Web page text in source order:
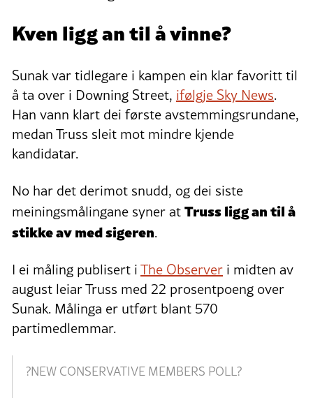
Kven ligg an til å vinne?
Sunak var tidlegare i kampen ein klar favoritt til
å ta over i Downing Street, ifølgje Sky News.
Han vann klart dei første avstemmingsrundane,
medan Truss sleit mot mindre kjende
kandidatar.
No har det derimot snudd, og dei siste
meiningsmålingane syner atTruss ligg an til å
stikke av med sigeren.
I ei måling publisert iThe Observer i midten av
august leiar Truss med 22 prosentpoeng over
Sunak. Målinga er utført blant 570
partimedlemmar.
?NEW CONSERVATIVE MEMBERS POLL?